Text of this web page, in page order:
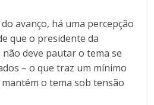
avanço, há uma percepção
que o presidente da
deve pautar o tema se
– o que traz um mínimo
o tema sob tensão